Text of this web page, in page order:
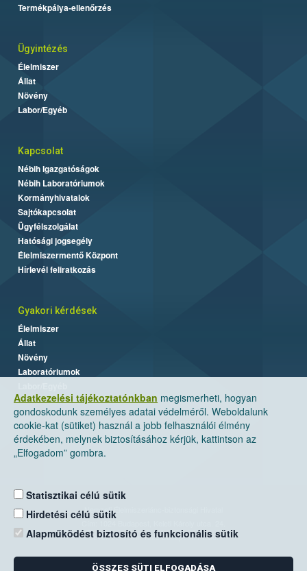
Adatkezelési tájékoztatónkban megismerheti, hogyan
gondoskodunk személyes adatai védelméről. Weboldalunk
cookie-kat (sütiket) használ a jobb felhasználói élmény
érdekében, melynek biztosításához kérjük, kattintson az
„Elfogadom” gombra.
Statisztikai célú sütik
Hirdetési célú sütik
Alapműködést biztosító és funkcionális sütik
ÖSSZES SÜTI ELFOGADÁSA
Termékpálya-ellenőrzés
Ügyintézés
Élelmiszer
Állat
Növény
Labor/Egyéb
Kapcsolat
Nébih Igazgatóságok
Nébih Laboratóriumok
Kormányhivatalok
Sajtókapcsolat
Ügyfélszolgálat
Hatósági jogsegély
Élelmiszermentő Központ
Hírlevél feliratkozás
Gyakori kérdések
Élelmiszer
Állat
Növény
Laboratóriumok
Nemzeti Élelmiszerlánc-biztonsági Hivatal
Levelezési cím: 1525 Budapest. Pf. 30.